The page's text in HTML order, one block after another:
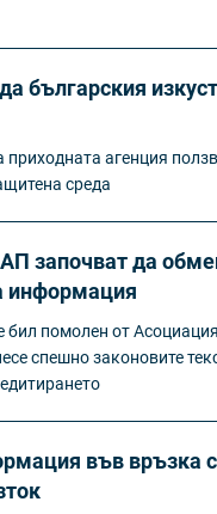
българския
приходната агенция
среда
започват да
информация
бил помолен от
спешно законовите
във връзка